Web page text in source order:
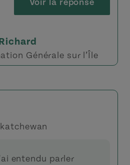
Voir la réponse
Générale sur l’Île
entendu parler